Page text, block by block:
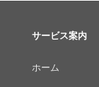
サービス案内
ホーム